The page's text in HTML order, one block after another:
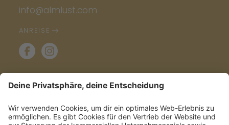
info@almlust.com
ANREISE
INFO & SERVICE
ALMLETTER- POWER INS POSTFACH